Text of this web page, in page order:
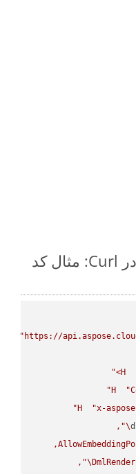
نحوه تبدیل PDF to PCL در Curl: مثال کد
"https://
H
H
H
"x-
d
\"
\"